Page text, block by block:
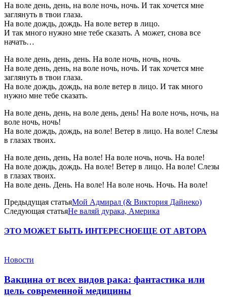
На воле день, день, на воле ночь, ночь. И так хочется мне
заглянуть в твои глаза.
На воле дождь, дождь. На воле ветер в лицо.
И так много нужно мне тебе сказать. А может, снова все
начать…
На воле день, день, день. На воле ночь, ночь, ночь.
На воле день, день, на воле ночь, ночь. И так хочется мне
заглянуть в твои глаза.
На воле дождь, дождь, на воле ветер в лицо. И так много
нужно мне тебе сказать.
На воле день, день, на воле день, день! На воле ночь, ночь, на
воле ночь, ночь!
На воле дождь, дождь, на воле! Ветер в лицо. На воле! Слезы
в глазах твоих.
На воле день, день, На воле! На воле ночь, ночь. На воле!
На воле дождь, дождь. На воле! Ветер в лицо. На воле! Слезы
в глазах твоих.
На воле день. День. На воле! На воле ночь. Ночь. На воле!
Предыдущая статьяМой Адмирал (& Виктория Дайнеко)
Следующая статьяНе валяй дурака, Америка
ЭТО МОЖЕТ БЫТЬ ИНТЕРЕСНОЕЩЕ ОТ АВТОРА
Новости
Вакцина от всех видов рака: фантастика или
цель современной медицины